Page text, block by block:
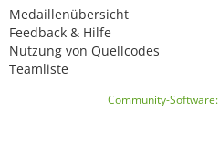
Medaillenübersicht
Feedback & Hilfe
Nutzung von Quellcodes
Teamliste
Community-Software: